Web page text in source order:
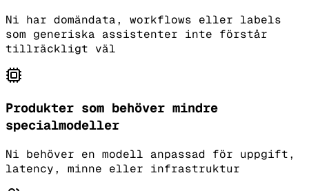
Ni har domändata, workflows eller labels
som generiska assistenter inte förstår
tillräckligt väl
Produkter som behöver mindre
specialmodeller
Ni behöver en modell anpassad för uppgift,
latency, minne eller infrastruktur